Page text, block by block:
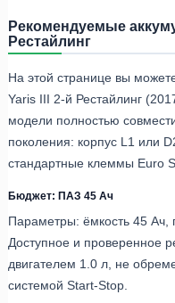
Рекомендуемые
Рестайлинг
На этой странице вы
Yaris III 2-й Рестайлинг
модели полностью
поколения: корпус L1 или
стандартные клеммы Euro
Бюджет: ПАЗ 45 Ач
Параметры: ёмкость 45 Ач,
Доступное и проверенное
двигателем 1.0 л, не
системой Start-Stop.